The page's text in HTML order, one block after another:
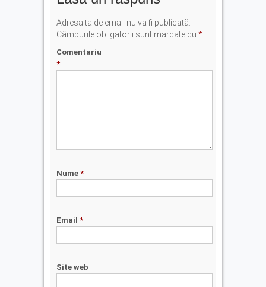
Adresa ta de email nu va fi publicată.
Câmpurile obligatorii sunt marcate cu *
Comentariu
*
Nume *
Email *
Site web